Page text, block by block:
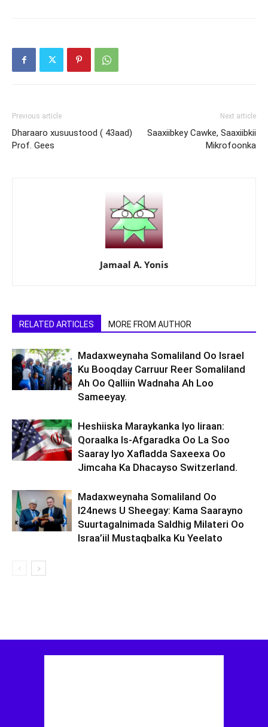
Previous article
Dharaaro xusuustood ( 43aad)
Prof. Gees
Next article
Saaxiibkey Cawke, Saaxiibkii
Mikrofoonka
Jamaal A. Yonis
RELATED ARTICLES MORE FROM AUTHOR
Madaxweynaha Somaliland Oo Israel
Ku Booqday Carruur Reer Somaliland
Ah Oo Qalliin Wadnaha Ah Loo
Sameeyay.
Heshiiska Maraykanka Iyo Iiraan:
Qoraalka Is-Afgaradka Oo La Soo
Saaray Iyo Xafladda Saxeexa Oo
Jimcaha Ka Dhacayso Switzerland.
Madaxweynaha Somaliland Oo
I24news U Sheegay: Kama Saarayno
Suurtagalnimada Saldhig Milateri Oo
Israa’iil Mustaqbalka Ku Yeelato